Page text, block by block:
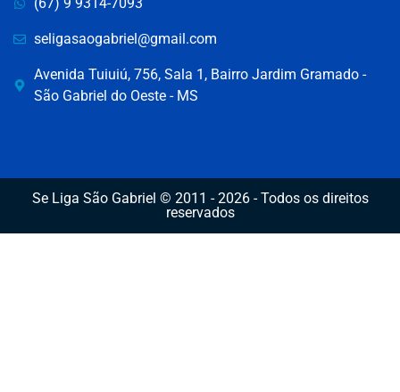
seligasaogabriel@gmail.com
Avenida Tuiuiú, 756, Sala 1, Bairro Jardim Gramado -
São Gabriel do Oeste - MS
Se Liga São Gabriel © 2011 - 2026 - Todos os direitos
reservados